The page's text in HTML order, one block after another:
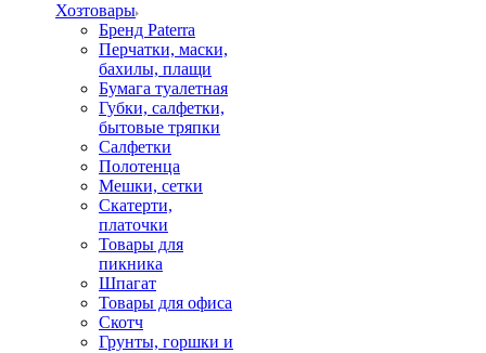
Хозтовары
Бренд Paterra
Перчатки, маски,
бахилы, плащи
Бумага туалетная
Губки, салфетки,
бытовые тряпки
Салфетки
Полотенца
Мешки, сетки
Скатерти,
платочки
Товары для
пикника
Шпагат
Товары для офиса
Скотч
Грунты, горшки и